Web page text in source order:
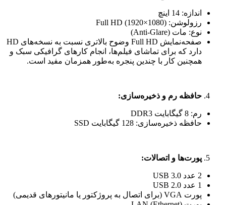
اندازه: 14 اینچ
رزولوشن: Full HD (1920×1080)
نوع: مات (Anti-Glare)
صفحه‌نمایش Full HD وضوح بالاتری نسبت به نسخه‌های HD
دارد که برای تماشای فیلم‌ها، انجام کارهای گرافیکی سبک و
همچنین کار با چندین پنجره به‌طور همزمان مفید است.
حافظه رم و ذخیره‌سازی:
رم: 8 گیگابایت DDR3
حافظه ذخیره‌سازی: 128 گیگابایت SSD
پورت‌ها و اتصالات:
2 عدد USB 3.0
1 عدد USB 2.0
پورت VGA (برای اتصال به پروژکتور یا مانیتورهای قدیمی)